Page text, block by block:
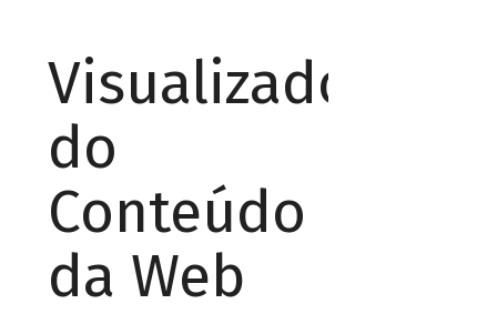
Visualizador
do
Conteúdo
da Web